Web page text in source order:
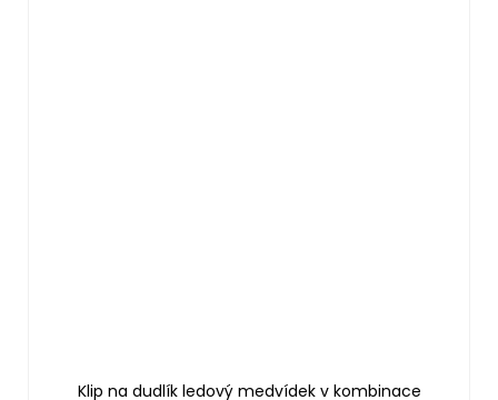
Klip na dudlík ledový medvídek v kombinace